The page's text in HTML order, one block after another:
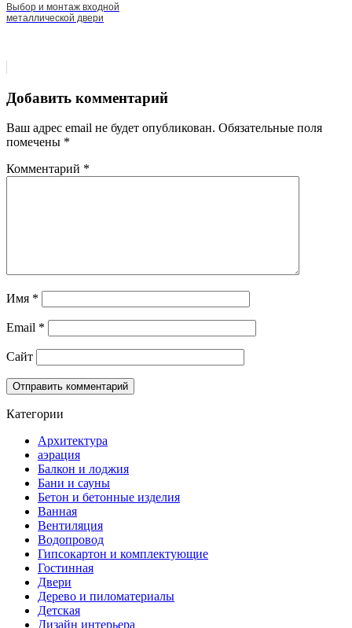
Выбор и монтаж входной
металлической двери
Добавить комментарий
Ваш адрес email не будет опубликован. Обязательные поля
помечены *
Комментарий *
Имя *
Email *
Сайт
Категории
Архитектура
аэрация
Балкон и лоджия
Бани и сауны
Бетон и бетонные изделия
Ванная
Вентиляция
Водопровод
Гипсокартон и комплектующие
Гостинная
Двери
Дерево и пиломатериалы
Детская
Дизайн интерьера